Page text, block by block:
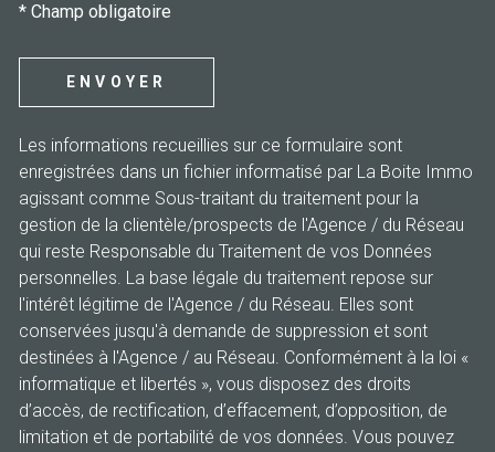
* Champ obligatoire
ENVOYER
Les informations recueillies sur ce formulaire sont
enregistrées dans un fichier informatisé par La Boite Immo
agissant comme Sous-traitant du traitement pour la
gestion de la clientèle/prospects de l'Agence / du Réseau
qui reste Responsable du Traitement de vos Données
personnelles. La base légale du traitement repose sur
l'intérêt légitime de l'Agence / du Réseau. Elles sont
conservées jusqu'à demande de suppression et sont
destinées à l'Agence / au Réseau. Conformément à la loi «
informatique et libertés », vous disposez des droits
d’accès, de rectification, d’effacement, d’opposition, de
limitation et de portabilité de vos données. Vous pouvez